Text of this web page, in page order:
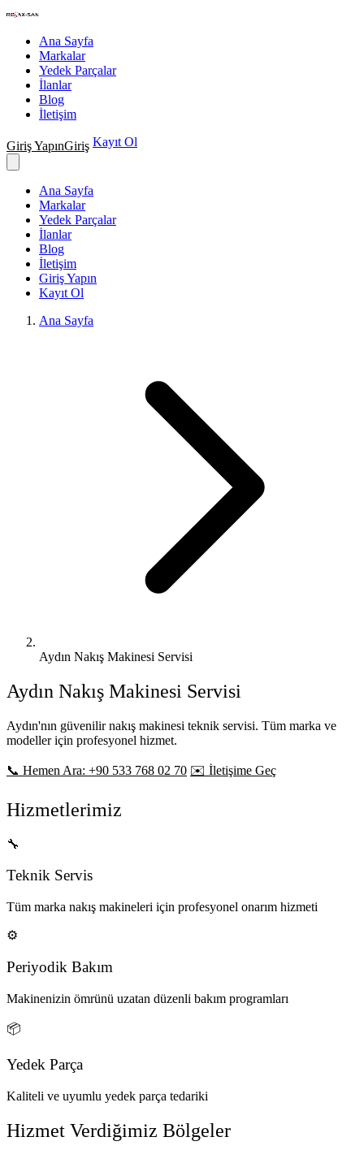
Nakış Makineleri Teknik Servisi
Ana Sayfa
Markalar
Yedek Parçalar
İlanlar
Blog
İletişim
Giriş YapınGiriş Kayıt Ol
Ana Sayfa
Markalar
Yedek Parçalar
İlanlar
Blog
İletişim
Giriş Yapın
Kayıt Ol
Ana Sayfa
Aydın Nakış Makinesi Servisi
Aydın Nakış Makinesi Servisi
Aydın'nın güvenilir nakış makinesi teknik servisi. Tüm marka ve
modeller için profesyonel hizmet.
📞 Hemen Ara: +90 533 768 02 70 ✉️ İletişime Geç
Hizmetlerimiz
🔧
Teknik Servis
Tüm marka nakış makineleri için profesyonel onarım hizmeti
⚙️
Periyodik Bakım
Makinenizin ömrünü uzatan düzenli bakım programları
📦
Yedek Parça
Kaliteli ve uyumlu yedek parça tedariki
Hizmet Verdiğimiz Bölgeler